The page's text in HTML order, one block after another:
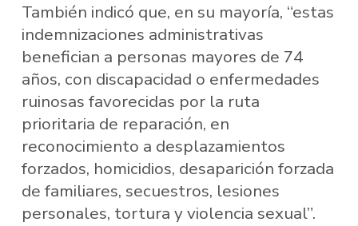
También indicó que, en su mayoría, “estas
indemnizaciones administrativas
benefician a personas mayores de 74
años, con discapacidad o enfermedades
ruinosas favorecidas por la ruta
prioritaria de reparación, en
reconocimiento a desplazamientos
forzados, homicidios, desaparición forzada
de familiares, secuestros, lesiones
personales, tortura y violencia sexual”.